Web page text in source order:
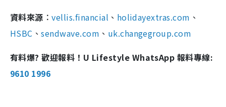
資料來源︰vellis.financial 、 holidayextras.com 、
HSBC 、sendwave.com 、 uk.changegroup.com
有料爆? 歡迎報料！U Lifestyle WhatsApp 報料專線:
9610 1996